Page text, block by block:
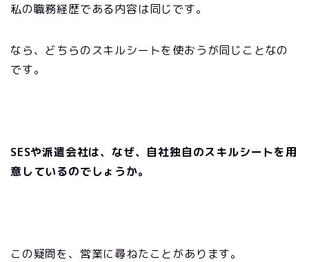
私の職務経歴である内容は同じです。
なら、どちらのスキルシートを使おうが同じことなの
です。
SESや派遣会社は、なぜ、自社独自のスキルシートを用
意しているのでしょうか。
この疑問を、営業に尋ねたことがあります。